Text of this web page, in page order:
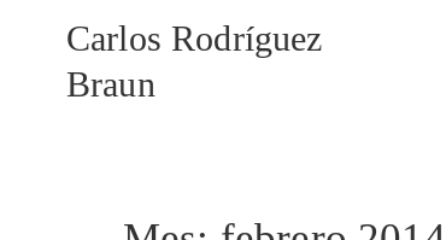
Carlos Rodríguez
Braun